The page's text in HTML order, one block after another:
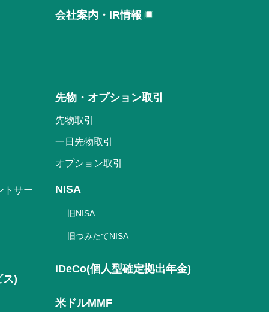
会社案内・IR情報
トサー
ス)
先物・オプション取引
先物取引
一日先物取引
オプション取引
NISA
旧NISA
旧つみたてNISA
iDeCo(個人型確定拠出年金)
米ドルMMF